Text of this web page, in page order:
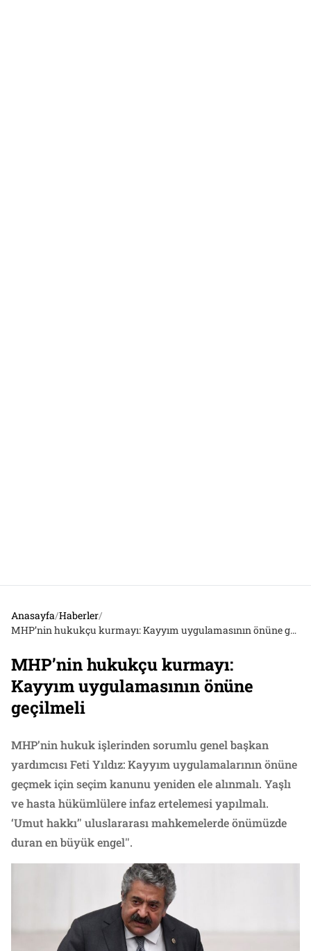
Anasayfa/Haberler/
MHP’nin hukukçu kurmayı: Kayyım uygulamasının önüne geçilmeli
MHP’nin hukukçu kurmayı:
Kayyım uygulamasının önüne
geçilmeli
MHP’nin hukuk işlerinden sorumlu genel başkan
yardımcısı Feti Yıldız: Kayyım uygulamalarının önüne
geçmek için seçim kanunu yeniden ele alınmalı. Yaşlı
ve hasta hükümlülere infaz ertelemesi yapılmalı.
‘Umut hakkı’' uluslararası mahkemelerde önümüzde
duran en büyük engel''.